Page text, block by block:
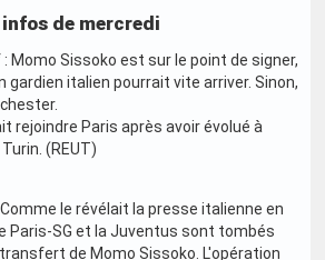
de mercredi
Momo Sissoko est sur le point de signer,
gardien italien pourrait vite arriver. Sinon,
rejoindre Paris après avoir évolué à
(REUT)
le révélait la presse italienne en
Paris-SG et la Juventus sont tombés
de Momo Sissoko. L'opération